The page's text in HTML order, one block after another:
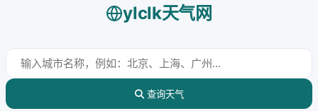
ylclk天气网
查询天气